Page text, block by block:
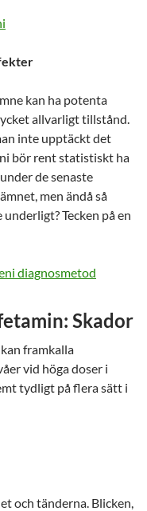
kan ha potenta
allvarligt tillstånd.
inte upptäckt det
bör rent statistiskt ha
de senaste
men ändå så
Tecken på en
diagnosmetod
Skador
framkalla
vid höga doser i
tydligt på flera sätt i
och tänderna. Blicken,